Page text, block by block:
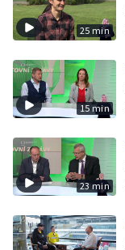
25 min
15 min
23 min